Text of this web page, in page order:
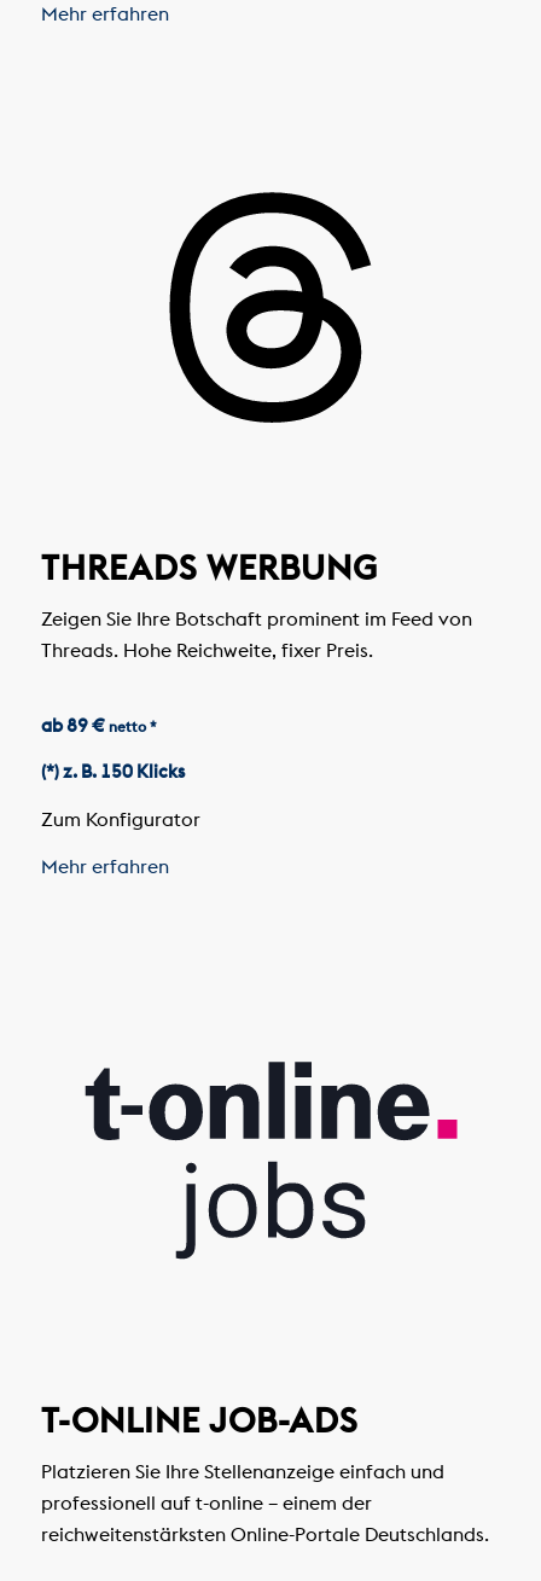
Mehr erfahren
THREADS WERBUNG
Zeigen Sie Ihre Botschaft prominent im Feed von
Threads. Hohe Reichweite, fixer Preis.
ab 89 € netto *
(*) z. B. 150 Klicks
Zum Konfigurator
Mehr erfahren
T-ONLINE JOB-ADS
Platzieren Sie Ihre Stellenanzeige einfach und
professionell auf t-online – einem der
reichweitenstärksten Online-Portale Deutschlands.